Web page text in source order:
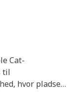
Cat-
til
hvor pladsen